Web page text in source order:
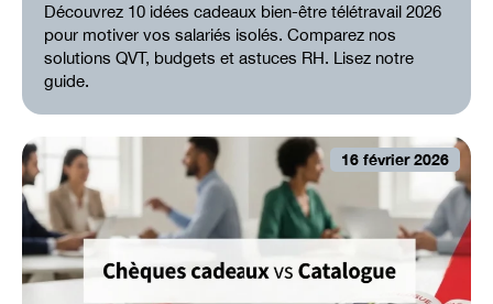
Découvrez 10 idées cadeaux bien-être télétravail 2026
pour motiver vos salariés isolés. Comparez nos
solutions QVT, budgets et astuces RH. Lisez notre
guide.
16 février 2026